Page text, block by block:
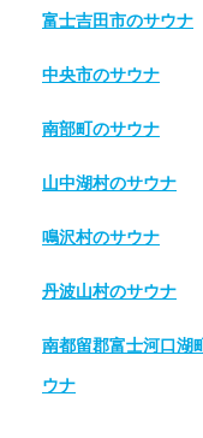
富士吉田市のサウナ
中央市のサウナ
南部町のサウナ
山中湖村のサウナ
鳴沢村のサウナ
丹波山村のサウナ
南都留郡富士河口湖
ウナ